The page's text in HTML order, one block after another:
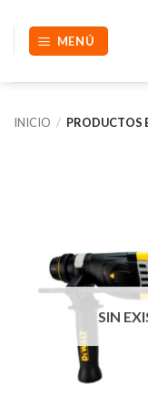
contenido
MENÚ
INICIO / PRODUCTOS
SIN